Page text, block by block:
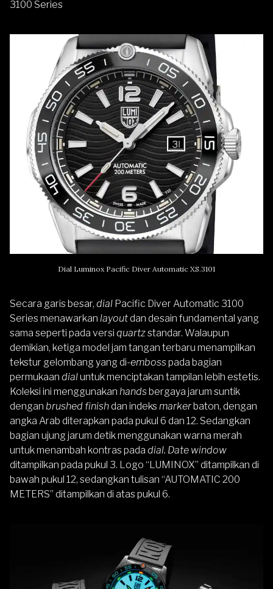
3100 Series
Dial Luminox Pacific Diver Automatic XS.3101
Secara garis besar, dial Pacific Diver Automatic 3100
Series menawarkan layoutdan desain fundamental yang
sama seperti pada versi quartzstandar. Walaupun
demikian, ketiga model jam tangan terbaru menampilkan
tekstur gelombang yang di-embosspada bagian
permukaan dialuntuk menciptakan tampilan lebih estetis.
Koleksi ini menggunakan hands bergaya jarum suntik
dengan brushed finishdan indeksmarker baton, dengan
angka Arab diterapkan pada pukul 6 dan 12. Sedangkan
bagian ujung jarum detik menggunakan warna merah
untuk menambah kontras pada dial. Date window
ditampilkan pada pukul 3. Logo “LUMINOX” ditampilkan di
bawah pukul 12, sedangkan tulisan “AUTOMATIC 200
METERS” ditampilkan di atas pukul 6.